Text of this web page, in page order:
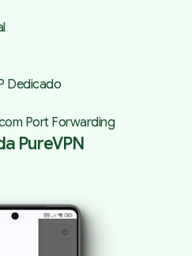
Dedicado
Port Forwarding
PureVPN